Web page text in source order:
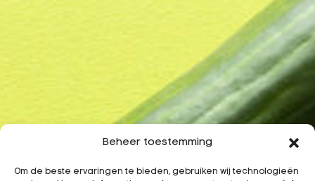
Beheer toestemming
Om de beste ervaringen te bieden, gebruiken wij technologieën